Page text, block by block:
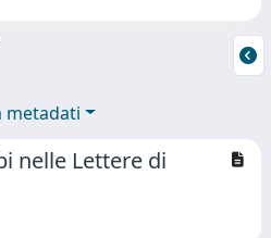
metadati
nelle Lettere di